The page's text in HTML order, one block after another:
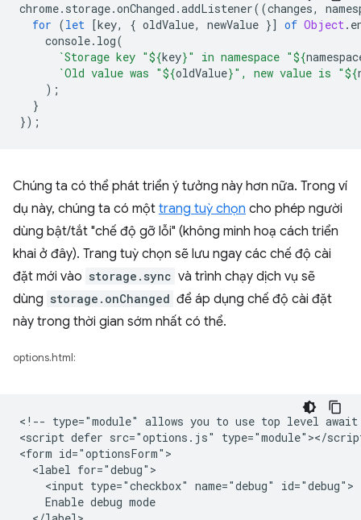
chrome. storage.onChanged .addListener((changes,
for (let [key, { oldValue, newValue }] of Object.
console. log(
`Storage key "${key}" in namespace "${
`Old value was "${oldValue}", new value is "${
);
}
});
Chúng ta có thể phát triển ý tưởng này hơn nữa. Trong ví
dụ này, chúng ta có một trang tuỳ chọn cho phép người
dùng bật/tắt "chế độ gỡ lỗi" (không minh hoạ cách triển
khai ở đây). Trang tuỳ chọn sẽ lưu ngay các chế độ cài
đặt mới vào storage.sync và trình chạy dịch vụ sẽ
dùng storage.onChanged để áp dụng chế độ cài đặt
này trong thời gian sớm nhất có thể.
options.html:
<!-- type="module" allows you to use top level
<script defer src="options.js" type="module"></
<form id="optionsForm">
  <label for="debug">
    <input type="checkbox" name="debug" id="debug">
    Enable debug mode